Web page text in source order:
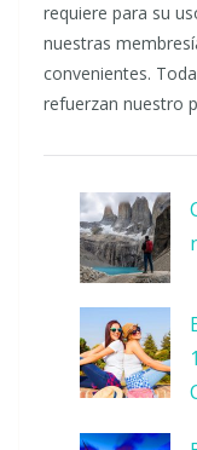
requiere para su
nuestras
convenientes.
refuerzan nuestro